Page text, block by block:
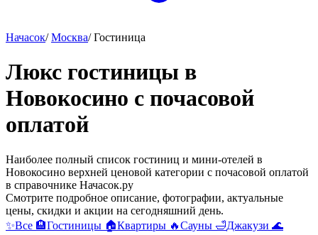
Начасок/ Москва/ Гостиница
Люкс гостиницы в
Новокосино c почасовой
оплатой
Наиболее полный список гостиниц и мини-отелей в
Новокосино верхней ценовой категории c почасовой оплатой
в справочнике Начасок.ру
Смотрите подробное описание, фотографии, актуальные
цены, скидки и акции на сегодняшний день.
✨Все 🏨Гостиницы 🏠Квартиры 🔥Сауны 🛁Джакузи 🌊